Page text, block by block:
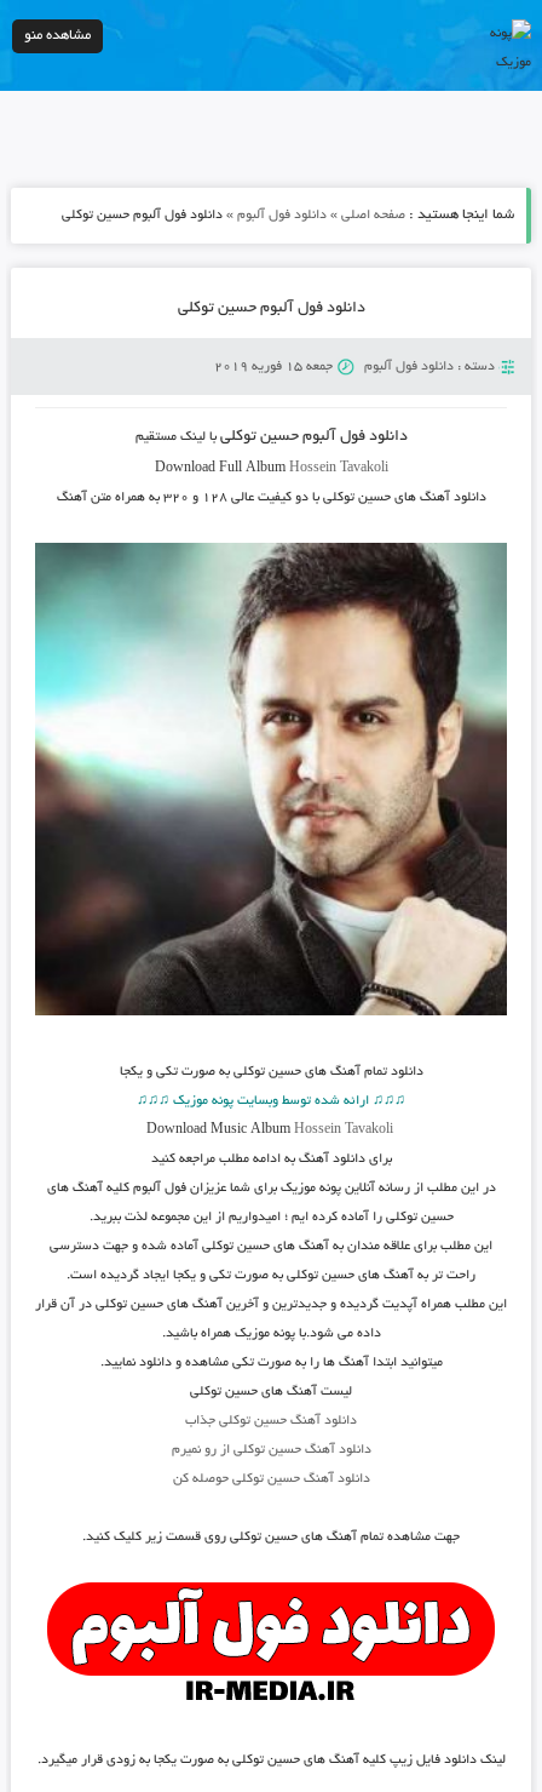
مشاهده منو
شما اینجا هستید : صفحه اصلی» دانلود فول آلبوم» دانلود فول آلبوم حسین توکلی
دانلود فول آلبوم حسین توکلی
دسته : دانلود فول آلبوم جمعه 15 فوریه 2019
دانلود فول آلبوم حسین توکلی با لینک مستقیم
Download Full Album Hossein Tavakoli
دانلود آهنگ های حسین توکلیبا دو کیفیت عالی ۱۲۸ و ۳۲۰ به همراه متن آهنگ
دانلود تمام آهنگ های حسین توکلی به صورت تکی و یکجا
♫♫♫ ارائه شده توسط وبسایت پونه موزیک ♫♫♫
Download Music Album Hossein Tavakoli
برای دانلود آهنگ به ادامه مطلب مراجعه کنید
در این مطلب از رسانه آنلاین پونه موزیک برای شما عزیزان فول آلبوم کلیه آهنگ های
حسین توکلی را آماده کرده ایم ؛ امیدواریم از این مجموعه لذت ببرید.
این مطلب برای علاقه مندان به آهنگ های حسین توکلی آماده شده و جهت دسترسی
راحت تر به آهنگ های حسین توکلی به صورت تکی و یکجا ایجاد گردیده است.
این مطلب همراه آپدیت گردیده و جدیدترین و آخرین آهنگ های حسین توکلی در آن قرار
داده می شود.با پونه موزیک همراه باشید.
میتوانید ابتدا آهنگ ها را به صورت تکی مشاهده و دانلود نمایید.
لیست آهنگ های حسین توکلی
دانلود آهنگ حسین توکلی جذاب
دانلود آهنگ حسین توکلی از رو نمیرم
دانلود آهنگ حسین توکلی حوصله کن
جهت مشاهده تمام آهنگ های حسین توکلی روی قسمت زیر کلیک کنید.
لینک دانلود فایل زیپ کلیه آهنگ های حسین توکلی به صورت یکجا به زودی قرار میگیرد.